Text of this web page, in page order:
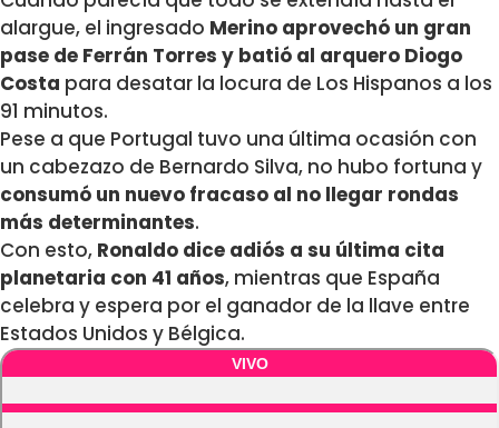
alargue, el ingresado Merino aprovechó un gran
pase de Ferrán Torres y batió al arquero Diogo
Costa para desatar la locura de Los Hispanos a los
91 minutos.
Pese a que Portugal tuvo una última ocasión con
un cabezazo de Bernardo Silva, no hubo fortuna y
consumó un nuevo fracaso al no llegar rondas
más determinantes.
Con esto, Ronaldo dice adiós a su última cita
planetaria con 41 años, mientras que España
celebra y espera por el ganador de la llave entre
Estados Unidos y Bélgica.